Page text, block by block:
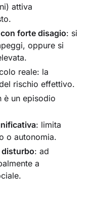
attiva
forte disagio: si
oppure si
reale: la
rischio effettivo.
è un episodio
: limita
o autonomia.
disturbo: ad
a